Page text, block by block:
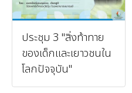
ประชุม 3 "สิ่งท้าทาย
ของเด็กและเยาวชนใน
โลกปัจจุบัน"